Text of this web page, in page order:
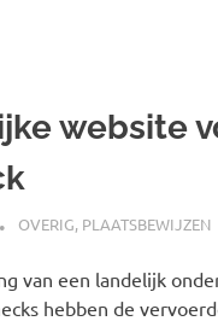
website
JOHAN
OVERIG, PLAATSBEWIJZEN
van een landelijk
hebben de